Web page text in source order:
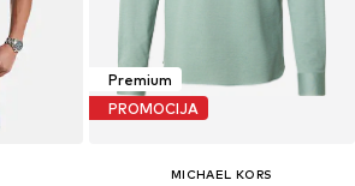
Premium
PROMOCIJA
MICHAEL KORS